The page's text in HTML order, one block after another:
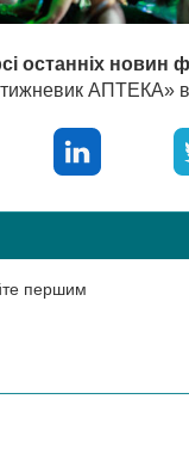
останніх новин
АПТЕКА»
першим